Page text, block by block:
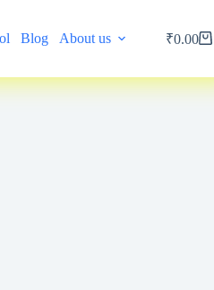
Blog About us My
Shopping
₹0.00